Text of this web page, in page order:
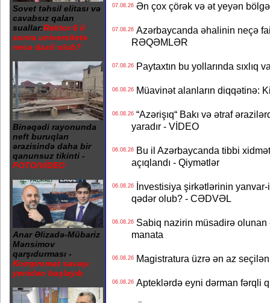
Sovet təhsil elitası və
cavabsız qalan
suallar:Rektor 6 il
sonra universitetə
necə daxil olub?
Binəqədi rayonunda
neft buruqları
ərazisində daha bir
qanunsuz tikinti -
FOTO/VİDEO
Anar Əlizadə-Mübariz
Mənsimov
qarşıdurması -
Kompromat savaşı
yenidən başlayıb
07.08.26Ən çox çörək və ət yeyən
07.08.26Azərbaycanda əhalinin neçə
RƏQƏMLƏR
07.08.26Paytaxtın bu yollarında sıxlıq
06.08.26Müavinət alanların diqqətinə:
06.08.26“Azərişıq“ Bakı və ətraf
yaradır - VİDEO
06.08.26Bu il Azərbaycanda tibbi
açıqlandı - Qiymətlər
06.08.26İnvestisiya şirkətlərinin yanvar-
qədər olub? - CƏDVƏL
06.08.26Sabiq nazirin müsadirə olunan
manata
06.08.26Magistratura üzrə ən az
06.08.26Apteklərdə eyni dərman fərqli